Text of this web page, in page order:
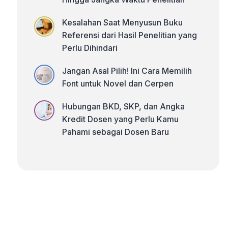
Kesalahan Saat Menyusun Buku
Referensi dari Hasil Penelitian yang
Perlu Dihindari
Jangan Asal Pilih! Ini Cara Memilih
Font untuk Novel dan Cerpen
Hubungan BKD, SKP, dan Angka
Kredit Dosen yang Perlu Kamu
Pahami sebagai Dosen Baru